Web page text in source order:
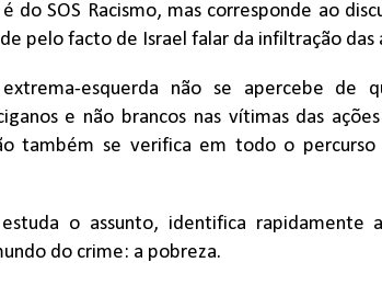
do SOS Racismo, mas corresponde ao
pelo facto de Israel falar da infiltração das
extrema-esquerda não se apercebe
e não brancos nas vítimas das
também se verifica em todo o
o assunto, identifica rapidamente
do crime: a pobreza.